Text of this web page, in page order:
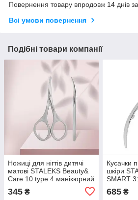
Повернення товару впродовж 14 днів
Всі умови повернення
Подібні товари компанії
Ножиці для нігтів дитячі
матові STALEKS Beauty&
Care 10 type 4 манікюрний
345 ₴
Кусачки
шкіри
SMART
нігтів
685₴